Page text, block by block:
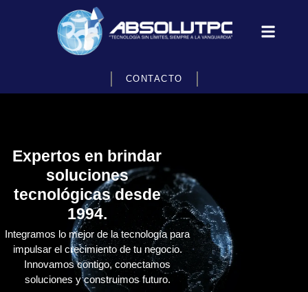
CONTACTO
Expertos en brindar
soluciones
tecnológicas desde
1994.
Integramos lo mejor de la tecnología para
impulsar el crecimiento de tu negocio.
Innovamos contigo, conectamos
soluciones y construimos futuro.